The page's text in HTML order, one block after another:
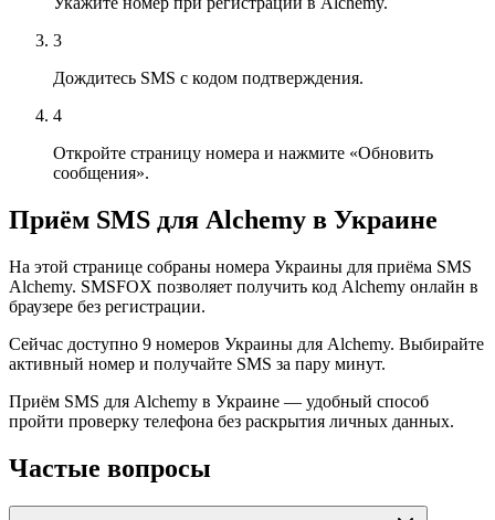
3
Дождитесь SMS с кодом подтверждения.
4
Откройте страницу номера и нажмите «Обновить
сообщения».
Приём SMS для Alchemy в Украине
На этой странице собраны номера Украины для приёма SMS
Alchemy. SMSFOX позволяет получить код Alchemy онлайн в
браузере без регистрации.
Сейчас доступно 9 номеров Украины для Alchemy. Выбирайте
активный номер и получайте SMS за пару минут.
Приём SMS для Alchemy в Украине — удобный способ
пройти проверку телефона без раскрытия личных данных.
Частые вопросы